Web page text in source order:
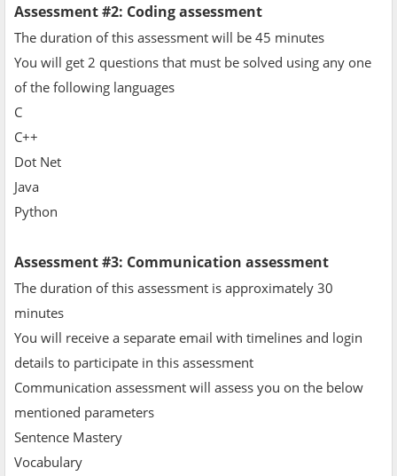
Assessment #2: Coding assessment
The duration of this assessment will be 45 minutes
You will get 2 questions that must be solved using any one
of the following languages
C
C++
Dot Net
Java
Python
Assessment #3: Communication assessment
The duration of this assessment is approximately 30
minutes
You will receive a separate email with timelines and login
details to participate in this assessment
Communication assessment will assess you on the below
mentioned parameters
Sentence Mastery
Vocabulary